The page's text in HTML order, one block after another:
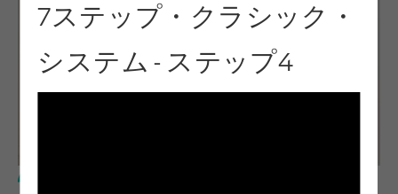
7ステップ・クラシック・
システム - ステップ4